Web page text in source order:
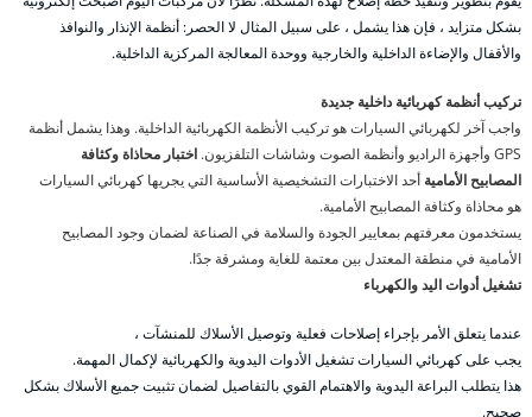
بشكل متزايد ، فإن هذا يشمل ، على سبيل المثال لا الحصر: أنظمة الإنذار والنوافذ
والأقفال والإضاءة الداخلية والخارجية ووحدة المعالجة المركزية الداخلية.
تركيب أنظمة كهربائية داخلية جديدة
واجب آخر لكهربائي السيارات هو تركيب الأنظمة الكهربائية الداخلية. وهذا يشمل أنظمة
GPS وأجهزة الراديو وأنظمة الصوت وشاشات التلفزيون.
اختبار محاذاة وكثافة
المصابيح الأمامية أحد الاختبارات التشخيصية الأساسية التي يجريها كهربائي السيارات
هو محاذاة وكثافة المصابيح الأمامية.
يستخدمون معرفتهم بمعايير الجودة والسلامة في الصناعة لضمان وجود المصابيح
الأمامية في منطقة المعتدل بين معتمة للغاية ومشرقة جدًا.
تشغيل أدوات اليد والكهرباء
عندما يتعلق الأمر بإجراء إصلاحات فعلية وتوصيل الأسلاك للمنشآت ،
يجب على كهربائي السيارات تشغيل الأدوات اليدوية والكهربائية لإكمال المهمة.
هذا يتطلب البراعة اليدوية والاهتمام القوي بالتفاصيل لضمان تثبيت جميع الأسلاك بشكل
صحيح.